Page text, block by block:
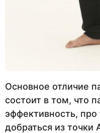
Основное отличие
состоит в том, что
эффективность,
добраться из точки